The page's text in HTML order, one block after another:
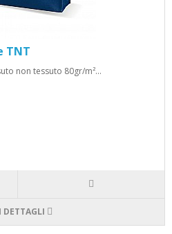
TNT
non tessuto 80gr/m²...
DETTAGLI